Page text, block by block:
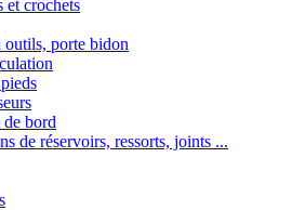
et crochets
outils, porte bidon
de bord
de réservoirs, ressorts, joints ...